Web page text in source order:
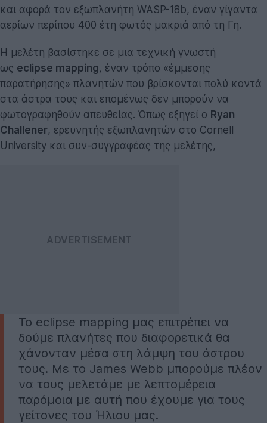
και αφορά τον εξωπλανήτη WASP-18b, έναν γίγαντα
αερίων περίπου 400 έτη φωτός μακριά από τη Γη.
Η μελέτη βασίστηκε σε μια τεχνική γνωστή
ως eclipse mapping, έναν τρόπο «έμμεσης
παρατήρησης» πλανητών που βρίσκονται πολύ κοντά
στα άστρα τους και επομένως δεν μπορούν να
φωτογραφηθούν απευθείας. Όπως εξηγεί ο Ryan
Challener, ερευνητής εξωπλανητών στο Cornell
University και συν-συγγραφέας της μελέτης,
Το eclipse mapping μας επιτρέπει να
δούμε πλανήτες που διαφορετικά θα
χάνονταν μέσα στη λάμψη του άστρου
τους. Με το James Webb μπορούμε πλέον
να τους μελετάμε με λεπτομέρεια
παρόμοια με αυτή που έχουμε για τους
γείτονες του Ήλιου μας.